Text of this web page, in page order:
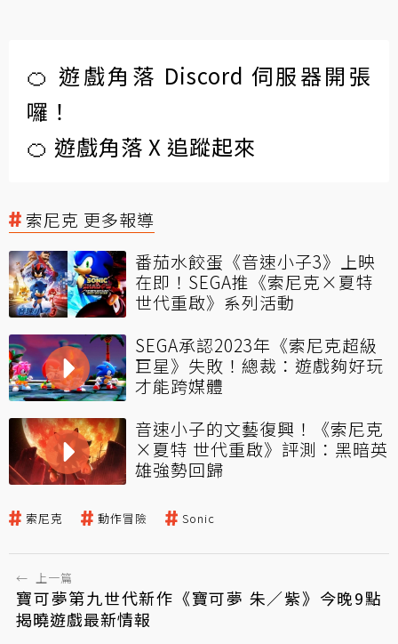
🍊 遊戲角落 Discord 伺服器開張
囉！
🍊 遊戲角落 X 追蹤起來
索尼克 更多報導
番茄水餃蛋《音速小子3》上映
在即！SEGA推《索尼克×夏特
世代重啟》系列活動
SEGA承認2023年《索尼克超級
巨星》失敗！總裁：遊戲夠好玩
才能跨媒體
音速小子的文藝復興！《索尼克
×夏特 世代重啟》評測：黑暗英
雄強勢回歸
索尼克 動作冒險 Sonic
← 上一篇
寶可夢第九世代新作《寶可夢 朱／紫》今晚9點
揭曉遊戲最新情報